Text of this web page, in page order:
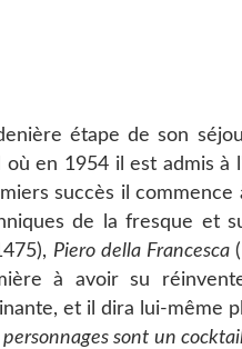
étape de son
où en 1954 il est admis à
succès il
de la fresque et
Piero della Francesca
à avoir su
et il dira lui-même
personnages sont un